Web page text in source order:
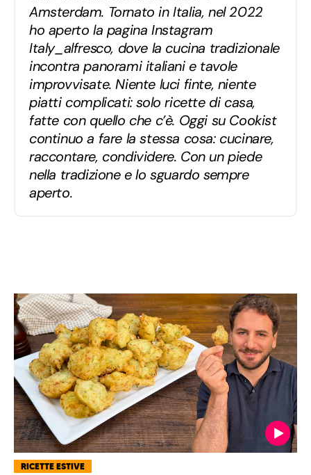
Amsterdam. Tornato in Italia, nel 2022
ho aperto la pagina Instagram
Italy_alfresco, dove la cucina tradizionale
incontra panorami italiani e tavole
improvvisate. Niente luci finte, niente
piatti complicati: solo ricette di casa,
fatte con quello che c’è. Oggi su Cookist
continuo a fare la stessa cosa: cucinare,
raccontare, condividere. Con un piede
nella tradizione e lo sguardo sempre
aperto.
RICETTE ESTIVE